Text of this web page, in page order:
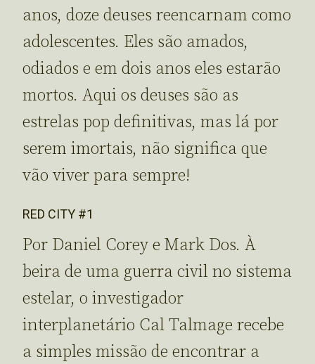
anos, doze deuses reencarnam como
adolescentes. Eles são amados,
odiados e em dois anos eles estarão
mortos. Aqui os deuses são as
estrelas pop definitivas, mas lá por
serem imortais, não significa que
vão viver para sempre!
RED CITY #1
Por Daniel Corey e Mark Dos. À
beira de uma guerra civil no sistema
estelar, o investigador
interplanetário Cal Talmage recebe
a simples missão de encontrar a